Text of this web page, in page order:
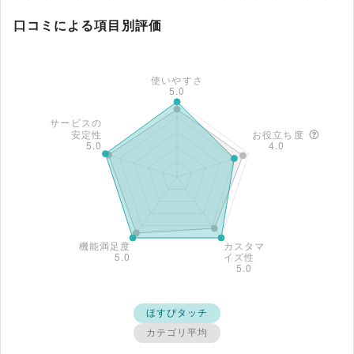
口コミによる項目別評価
ほすぴタッチ
カテゴリ平均